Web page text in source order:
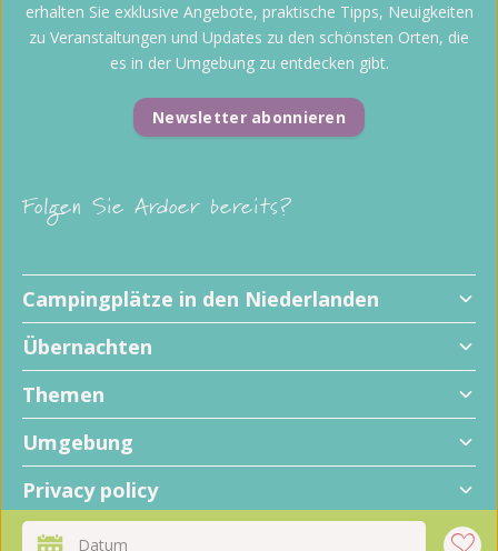
+
Datum
Folgen Sie Ardoer bereits?
Campingplätze in den Niederlanden
Übernachten
Themen
Umgebung
Privacy policy
erhalten Sie exklusive Angebote, praktische Tipps, Neuigkeiten
zu Veranstaltungen und Updates zu den schönsten Orten, die
es in der Umgebung zu entdecken gibt.
Newsletter abonnieren